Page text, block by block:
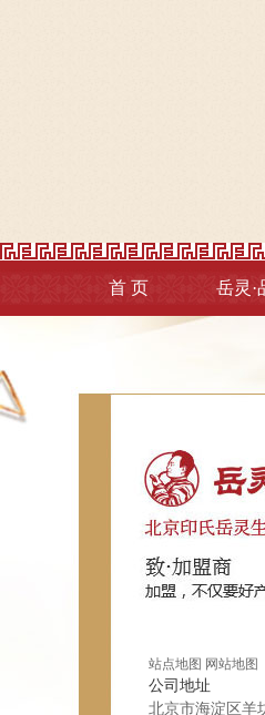
首 页 岳灵·
站点地图 网站地图
公司地址
北京市海淀区羊